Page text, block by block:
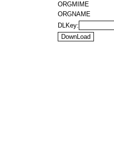
ORGMIME
ORGNAME
DLKey: